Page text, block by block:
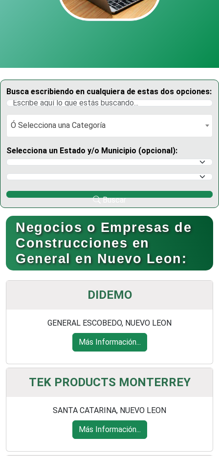
Busca escribiendo en cualquiera de estas dos opciones:
Ó Selecciona una Categoría
Ó Selecciona una Categoría
Selecciona un Estado y/o Municipio (opcional):
Selecciona un Estado
Selecciona un Municipio
Buscar
Negocios o Empresas de
Construcciones en
General en Nuevo Leon:
DIDEMO
GENERAL ESCOBEDO, NUEVO LEON
Más Información...
TEK PRODUCTS MONTERREY
SANTA CATARINA, NUEVO LEON
Más Información...